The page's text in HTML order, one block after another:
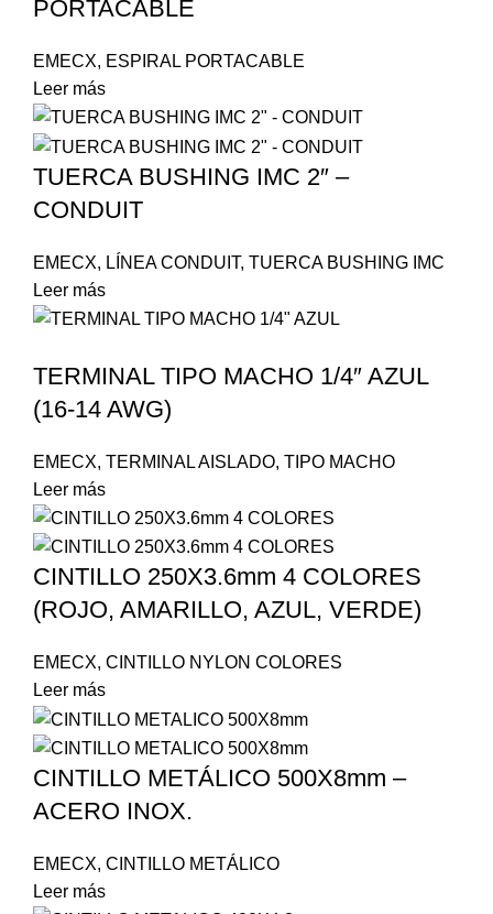
PORTACABLE
EMECX, ESPIRAL PORTACABLE
Leer más
TUERCA BUSHING IMC 2″ –
CONDUIT
EMECX, LÍNEA CONDUIT, TUERCA BUSHING IMC
Leer más
TERMINAL TIPO MACHO 1/4″ AZUL
(16-14 AWG)
EMECX, TERMINAL AISLADO, TIPO MACHO
Leer más
CINTILLO 250X3.6mm 4 COLORES
(ROJO, AMARILLO, AZUL, VERDE)
EMECX, CINTILLO NYLON COLORES
Leer más
CINTILLO METÁLICO 500X8mm –
ACERO INOX.
EMECX, CINTILLO METÁLICO
Leer más